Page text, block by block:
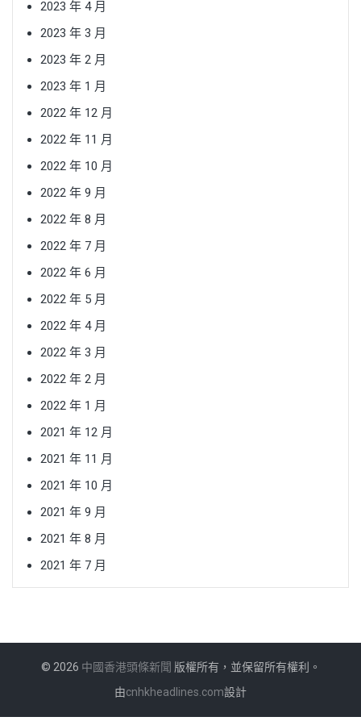
2023 年 4 月
2023 年 3 月
2023 年 2 月
2023 年 1 月
2022 年 12 月
2022 年 11 月
2022 年 10 月
2022 年 9 月
2022 年 8 月
2022 年 7 月
2022 年 6 月
2022 年 5 月
2022 年 4 月
2022 年 3 月
2022 年 2 月
2022 年 1 月
2021 年 12 月
2021 年 11 月
2021 年 10 月
2021 年 9 月
2021 年 8 月
2021 年 7 月
© 2026 中國香港頭條新聞 版權所有，並保留所有權利。
由cnhkheadlines.com設計